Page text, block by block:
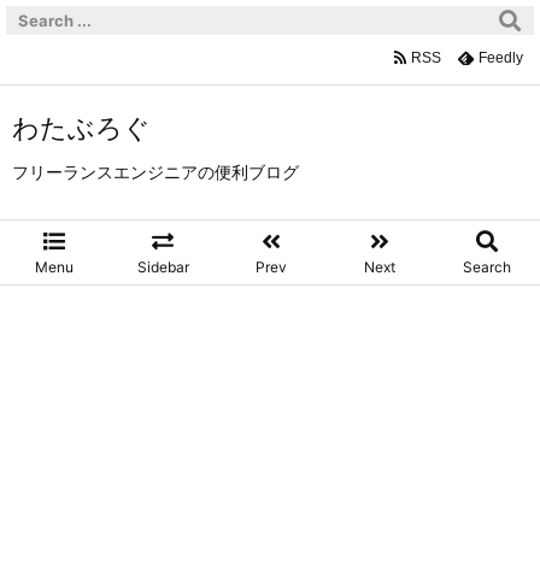
わたぶろぐ
フリーランスエンジニアの便利ブログ
Menu Sidebar Prev Next Search
RSS Feedly